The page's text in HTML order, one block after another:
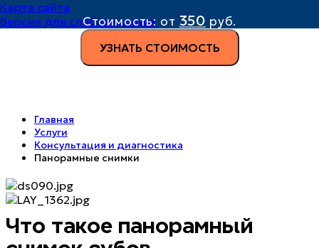
Карта сайта
Версия для слабовидящих
Стоимость: от 350 руб.
УЗНАТЬ СТОИМОСТЬ
Главная
Услуги
Консультация и диагностика
Панорамные снимки
Что такое панорамный